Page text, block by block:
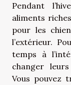
Pendant
aliments
pour les
l’extérieur.
temps à
changer
Vous pouvez